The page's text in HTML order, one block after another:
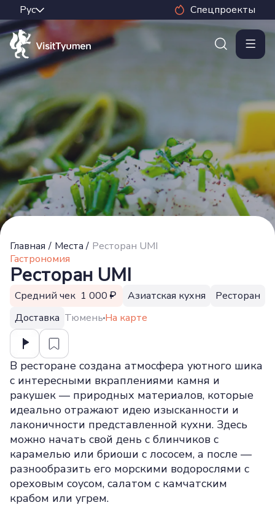
Спецпроекты
Главная / Места / Ресторан UMI
Гастрономия
Ресторан UMI
Средний чек 1 000 Азиатская кухня
Ресторан
Доставка Тюмень На карте
В ресторане создана атмосфера уютного шика
с интересными вкраплениями камня и
ракушек — природных материалов, которые
идеально отражают идею изысканности и
лаконичности представленной кухни. Здесь
можно начать свой день с блинчиков с
карамелью или бриоши с лососем, а после —
разнообразить его морскими водорослями с
ореховым соусом, салатом с камчатским
крабом или угрем.